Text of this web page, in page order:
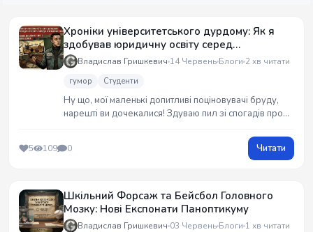
Хроніки університетського дурдому: Як я
здобував юридичну освіту серед
когнітивних інвалідів. Частина 1.
Владислав Гришкевич 14 Червень Блоги 2 хв читати
гумор Студенти
Ну що, мої маленькі допитливі поціновувачі бруду,
нарешті ви дочекалися! Здуваю пил зі спогадів про
«пощастило» вчитися. Дешеві понти, армійські гільзи,
метання болтів над головами та квіткові стартапи.
5 109 0 Читати
Шкільний Форсаж та Бейсбол Головного
Мозку: Нові Експонати Паноптикуму
Владислав Гришкевич 03 Червень Блоги 1 хв читати